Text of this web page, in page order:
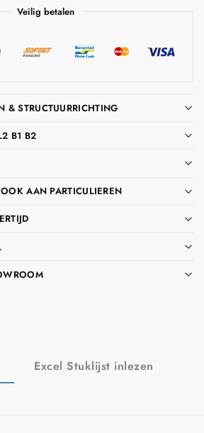
Veilig betalen
& STRUCTUURRICHTING
B1 B2
AAN PARTICULIEREN
Excel Stuklijst inlezen